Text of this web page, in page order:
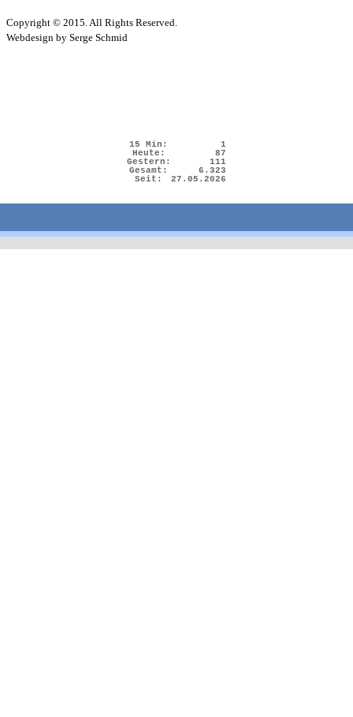
Copyright © 2015. All Rights Reserved.
Webdesign by Serge Schmid
15 Min:
1
Heute:
87
Gestern:
111
Gesamt:
6.323
Seit:
27.05.2026